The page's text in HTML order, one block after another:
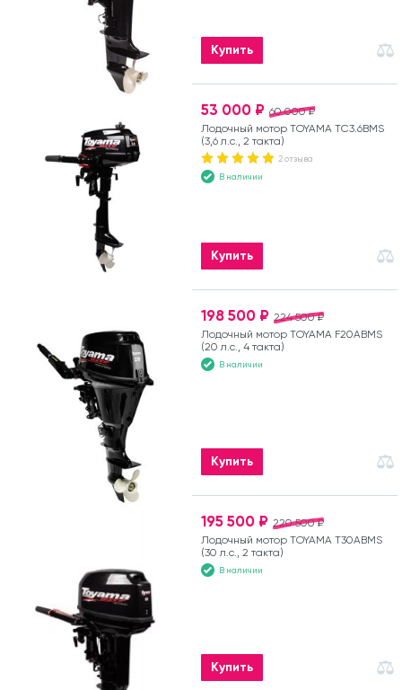
Купить
60 000 ₽
53 000 ₽
Лодочный мотор TOYAMA TC3.6BMS
(3,6 л.с., 2 такта)
2 отзыва
В наличии
Купить
224 500 ₽
198 500 ₽
Лодочный мотор TOYAMA F20ABMS
(20 л.с., 4 такта)
В наличии
Купить
220 500 ₽
195 500 ₽
Лодочный мотор TOYAMA T30ABMS
(30 л.с., 2 такта)
В наличии
Купить